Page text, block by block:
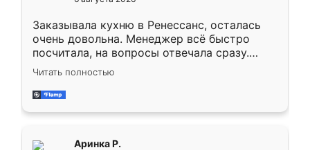
Заказывала кухню в Ренессанс, осталась
очень довольна. Менеджер всё быстро
посчитала, на вопросы отвечала сразу.
Замерщик приехал в субботу, подошёл к
делу со всей ответственностью. Собрали
за день, ребята работали аккуратно, даже
Читать полностью
Аринка Р.